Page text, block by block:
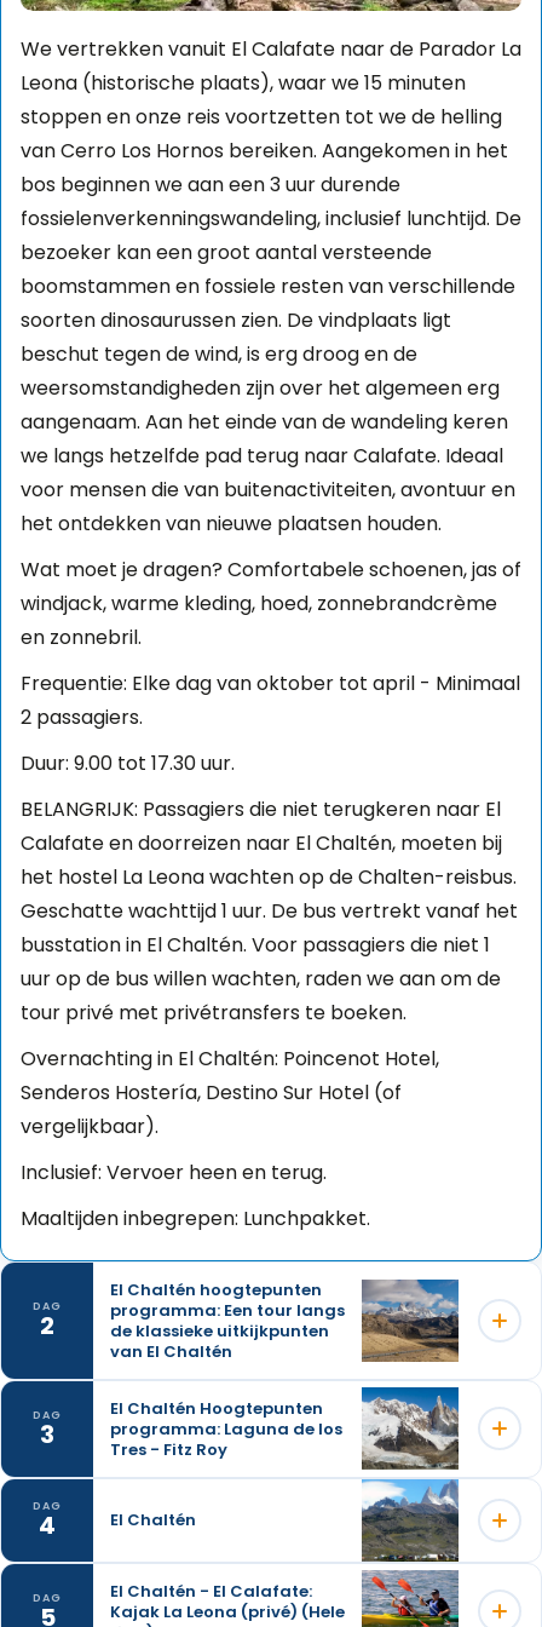
We vertrekken vanuit El Calafate naar de Parador La
Leona (historische plaats), waar we 15 minuten
stoppen en onze reis voortzetten tot we de helling
van Cerro Los Hornos bereiken. Aangekomen in het
bos beginnen we aan een 3 uur durende
fossielenverkenningswandeling, inclusief lunchtijd. De
bezoeker kan een groot aantal versteende
boomstammen en fossiele resten van verschillende
soorten dinosaurussen zien. De vindplaats ligt
beschut tegen de wind, is erg droog en de
weersomstandigheden zijn over het algemeen erg
aangenaam. Aan het einde van de wandeling keren
we langs hetzelfde pad terug naar Calafate. Ideaal
voor mensen die van buitenactiviteiten, avontuur en
het ontdekken van nieuwe plaatsen houden.
Wat moet je dragen? Comfortabele schoenen, jas of
windjack, warme kleding, hoed, zonnebrandcrème
en zonnebril.
Frequentie: Elke dag van oktober tot april - Minimaal
2 passagiers.
Duur: 9.00 tot 17.30 uur.
BELANGRIJK: Passagiers die niet terugkeren naar El
Calafate en doorreizen naar El Chaltén, moeten bij
het hostel La Leona wachten op de Chalten-reisbus.
Geschatte wachttijd 1 uur. De bus vertrekt vanaf het
busstation in El Chaltén. Voor passagiers die niet 1
uur op de bus willen wachten, raden we aan om de
tour privé met privétransfers te boeken.
Overnachting in El Chaltén: Poincenot Hotel,
Senderos Hostería, Destino Sur Hotel (of
vergelijkbaar).
Inclusief: Vervoer heen en terug.
Maaltijden inbegrepen: Lunchpakket.
DAG
2
El Chaltén hoogtepunten
programma: Een tour langs
de klassieke uitkijkpunten
van El Chaltén
Een tour langs de klassieke uitkijkpunten van El
Categorie: Trekking.
Introductie: Een uitstekende optie voor 3 volle dagen
trekking waarbij de klassieke paden in de buurt van
DAG
3
El Chaltén Hoogtepunten
programma: Laguna de los
Tres - Fitz Roy
De dag begint met een korte rit naar het begin van
het pad in het nationale park, vanaf de plaats die
bekend staat als Hostería El Pilar. Vanaf daar
DAG
4 El Chaltén
We keren terug naar Chaltén. De rest van de dag is
DAG
5
El Chaltén - El Calafate:
Kajak La Leona (privé) (Hele